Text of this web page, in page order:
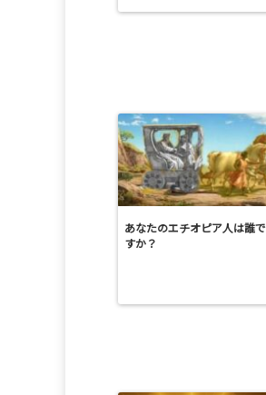
あなたのエチオピア人は誰で
すか？